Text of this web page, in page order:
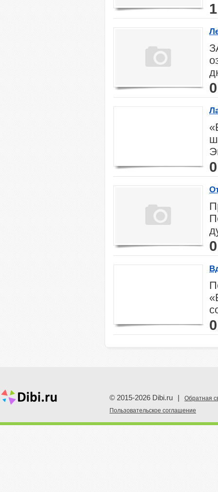
0
0
0
0
© 2015-2026 Dibi.ru
Обратная
Пoльзовательское соглашение